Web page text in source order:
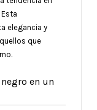
Esta
elegancia y
que
en un